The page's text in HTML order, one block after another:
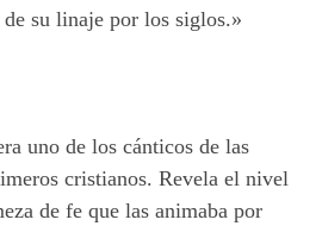
su linaje por los siglos.»
uno de los cánticos de las
cristianos. Revela el nivel
de fe que las animaba por